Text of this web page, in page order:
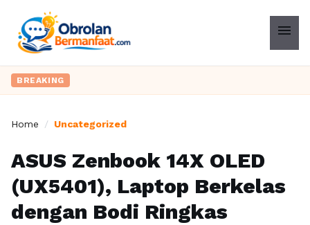
menu
BREAKING
Home / Uncategorized
ASUS Zenbook 14X OLED
(UX5401), Laptop Berkelas
dengan Bodi Ringkas